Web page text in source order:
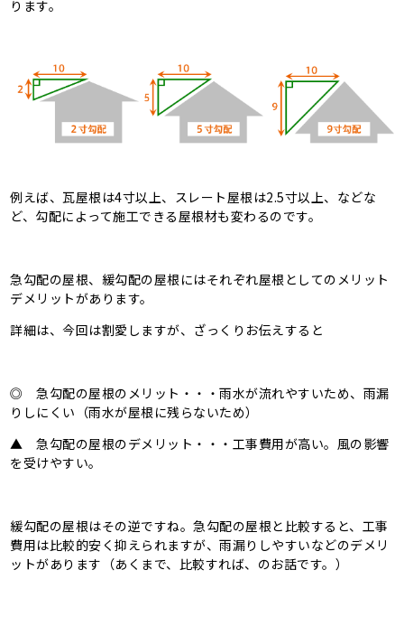
ります。
例えば、瓦屋根は4寸以上、スレート屋根は2.5寸以上、などな
ど、勾配によって施工できる屋根材も変わるのです。
急勾配の屋根、緩勾配の屋根にはそれぞれ屋根としてのメリット
デメリットがあります。
詳細は、今回は割愛しますが、ざっくりお伝えすると
◎ 急勾配の屋根のメリット・・・雨水が流れやすいため、雨漏
りしにくい（雨水が屋根に残らないため）
▲ 急勾配の屋根のデメリット・・・工事費用が高い。風の影響
を受けやすい。
緩勾配の屋根はその逆ですね。急勾配の屋根と比較すると、工事
費用は比較的安く抑えられますが、雨漏りしやすいなどのデメリ
ットがあります（あくまで、比較すれば、のお話です。）